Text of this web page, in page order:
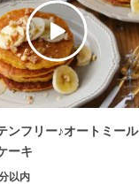
ンフリー♪オートミール
ーキ
以内